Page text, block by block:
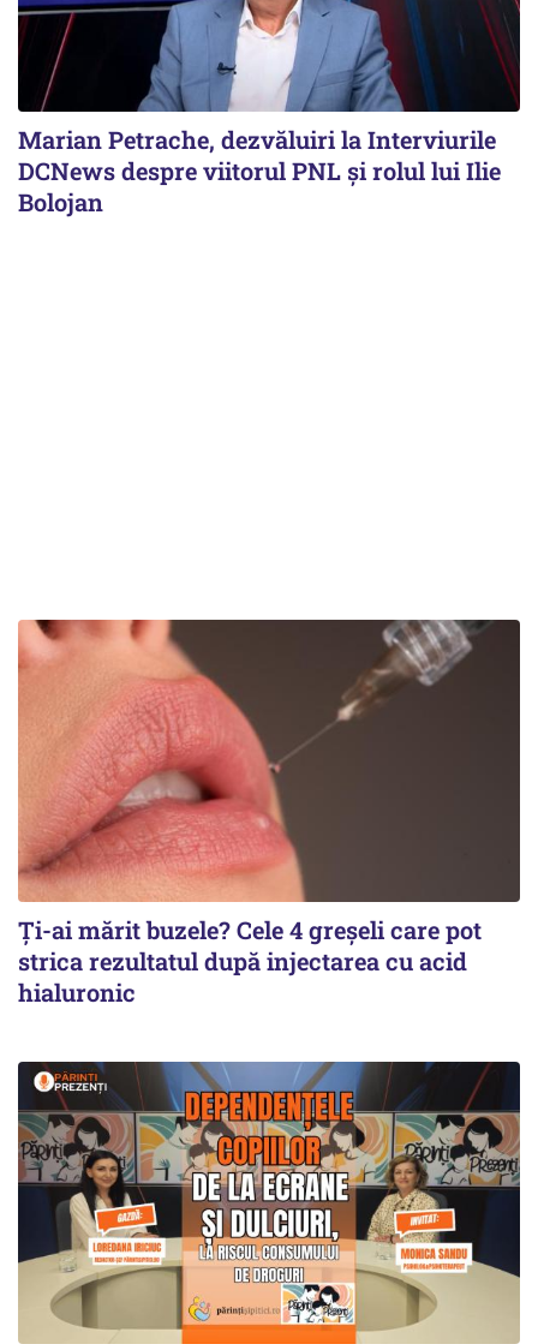
Marian Petrache, dezvăluiri la Interviurile
DCNews despre viitorul PNL și rolul lui Ilie
Bolojan
Ți-ai mărit buzele? Cele 4 greșeli care pot
strica rezultatul după injectarea cu acid
hialuronic